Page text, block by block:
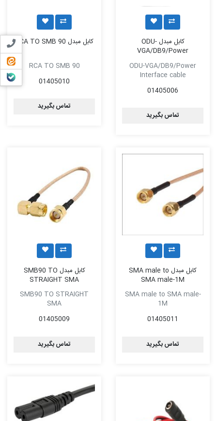
تماس
ایتا
بله
کابل مبدل ODU-
VGA/DB9/Power
ODU-VGA/DB9/Power
Interface cable
01405006
تماس بگیرید
کابل مبدل RCA TO SMB 90
RCA TO SMB 90
01405010
تماس بگیرید
کابل مبدل SMA male to
SMA male-1M
SMA male to SMA male-
1M
01405011
تماس بگیرید
کابل مبدل SMB90 TO
STRAIGHT SMA
SMB90 TO STRAIGHT
SMA
01405009
تماس بگیرید